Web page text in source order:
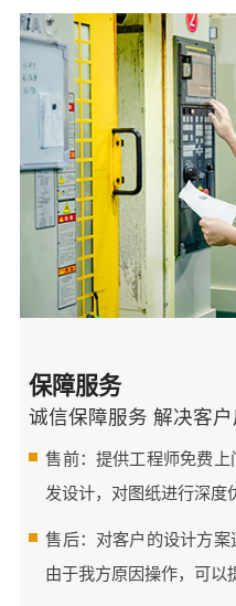
保障服务
诚信保障服务 解决客
售前：提供工程师免费
发设计，对图纸进行深度
售后：对客户的设计方
由于我方原因操作，可以